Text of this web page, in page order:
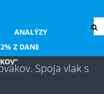
ANALÝZY
Z DANE
Spoja vlak s